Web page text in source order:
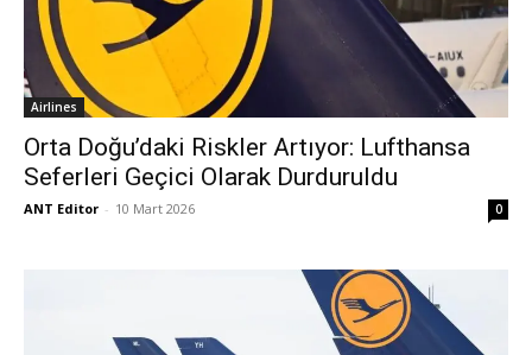
Airlines
Orta Doğu’daki Riskler Artıyor: Lufthansa
Seferleri Geçici Olarak Durduruldu
ANT Editor - 10 Mart 2026 0